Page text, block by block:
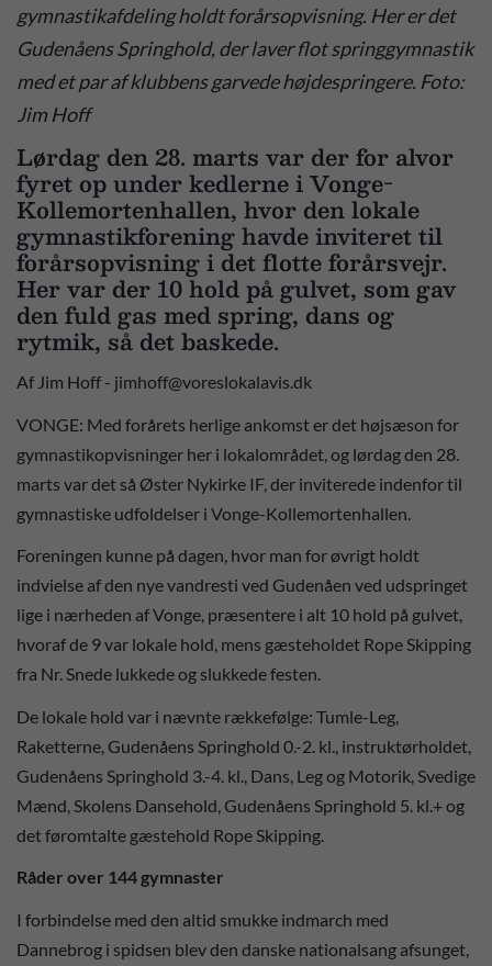
gymnastikafdeling holdt forårsopvisning. Her er det
Gudenåens Springhold, der laver flot springgymnastik
med et par af klubbens garvede højdespringere. Foto:
Jim Hoff
Lørdag den 28. marts var der for alvor
fyret op under kedlerne i Vonge-
Kollemortenhallen, hvor den lokale
gymnastikforening havde inviteret til
forårsopvisning i det flotte forårsvejr.
Her var der 10 hold på gulvet, som gav
den fuld gas med spring, dans og
rytmik, så det baskede.
Af Jim Hoff - jimhoff@voreslokalavis.dk
VONGE: Med forårets herlige ankomst er det højsæson for
gymnastikopvisninger her i lokalområdet, og lørdag den 28.
marts var det så Øster Nykirke IF, der inviterede indenfor til
gymnastiske udfoldelser i Vonge-Kollemortenhallen.
Foreningen kunne på dagen, hvor man for øvrigt holdt
indvielse af den nye vandresti ved Gudenåen ved udspringet
lige i nærheden af Vonge, præsentere i alt 10 hold på gulvet,
hvoraf de 9 var lokale hold, mens gæsteholdet Rope Skipping
fra Nr. Snede lukkede og slukkede festen.
De lokale hold var i nævnte rækkefølge: Tumle-Leg,
Raketterne, Gudenåens Springhold 0.-2. kl., instruktørholdet,
Gudenåens Springhold 3.-4. kl., Dans, Leg og Motorik, Svedige
Mænd, Skolens Dansehold, Gudenåens Springhold 5. kl.+ og
det føromtalte gæstehold Rope Skipping.
Råder over 144 gymnaster
I forbindelse med den altid smukke indmarch med
Dannebrog i spidsen blev den danske nationalsang afsunget,